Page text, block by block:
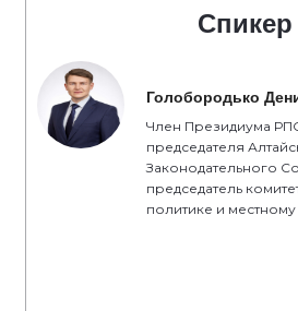
Спикер
Голобородько
Член Президиума
председателя
Законодательного
председатель
политике и